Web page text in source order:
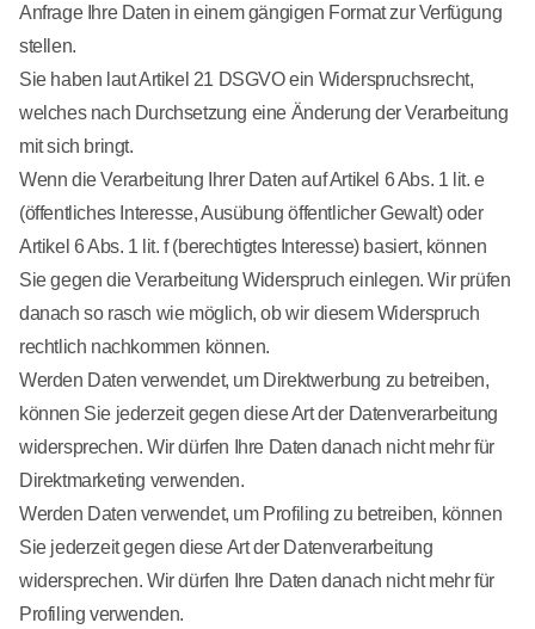
Anfrage Ihre Daten in einem gängigen Format zur Verfügung
stellen.
Sie haben laut Artikel 21 DSGVO ein Widerspruchsrecht,
welches nach Durchsetzung eine Änderung der Verarbeitung
mit sich bringt.
Wenn die Verarbeitung Ihrer Daten auf Artikel 6 Abs. 1 lit. e
(öffentliches Interesse, Ausübung öffentlicher Gewalt) oder
Artikel 6 Abs. 1 lit. f (berechtigtes Interesse) basiert, können
Sie gegen die Verarbeitung Widerspruch einlegen. Wir prüfen
danach so rasch wie möglich, ob wir diesem Widerspruch
rechtlich nachkommen können.
Werden Daten verwendet, um Direktwerbung zu betreiben,
können Sie jederzeit gegen diese Art der Datenverarbeitung
widersprechen. Wir dürfen Ihre Daten danach nicht mehr für
Direktmarketing verwenden.
Werden Daten verwendet, um Profiling zu betreiben, können
Sie jederzeit gegen diese Art der Datenverarbeitung
widersprechen. Wir dürfen Ihre Daten danach nicht mehr für
Profiling verwenden.